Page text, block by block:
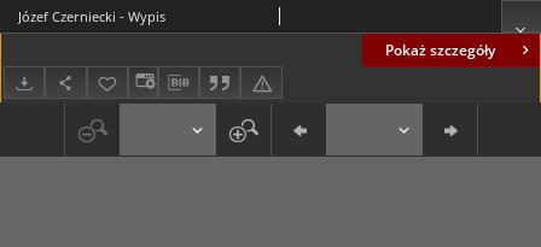
Pokaż szczegóły
Józef Czerniecki - Wypis